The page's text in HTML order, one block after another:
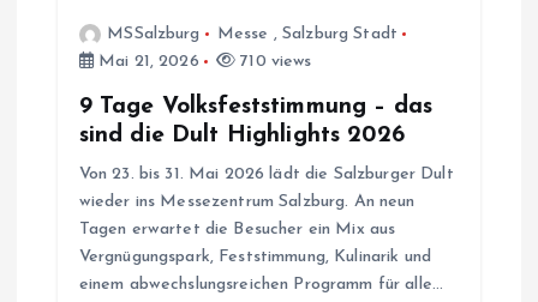
MSSalzburg Messe , Salzburg Stadt
Mai 21, 2026
710 views
9 Tage Volksfeststimmung – das
sind die Dult Highlights 2026
Von 23. bis 31. Mai 2026 lädt die Salzburger Dult
wieder ins Messezentrum Salzburg. An neun
Tagen erwartet die Besucher ein Mix aus
Vergnügungspark, Feststimmung, Kulinarik und
einem abwechslungsreichen Programm für alle…